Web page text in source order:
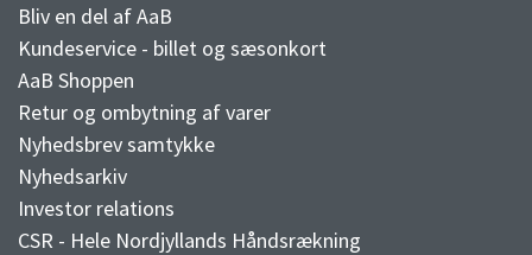
Bliv en del af AaB
Kundeservice - billet og sæsonkort
AaB Shoppen
Retur og ombytning af varer
Nyhedsbrev samtykke
Nyhedsarkiv
Investor relations
CSR - Hele Nordjyllands Håndsrækning